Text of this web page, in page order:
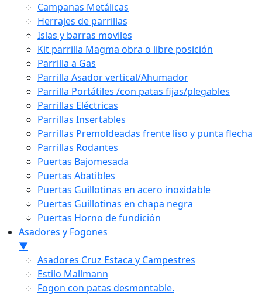
Campanas Metálicas
Herrajes de parrillas
Islas y barras moviles
Kit parrilla Magma obra o libre posición
Parrilla a Gas
Parrilla Asador vertical/Ahumador
Parrilla Portátiles /con patas fijas/plegables
Parrillas Eléctricas
Parrillas Insertables
Parrillas Premoldeadas frente liso y punta flecha
Parrillas Rodantes
Puertas Bajomesada
Puertas Abatibles
Puertas Guillotinas en acero inoxidable
Puertas Guillotinas en chapa negra
Puertas Horno de fundición
Asadores y Fogones
▼
Asadores Cruz Estaca y Campestres
Estilo Mallmann
Fogon con patas desmontable.